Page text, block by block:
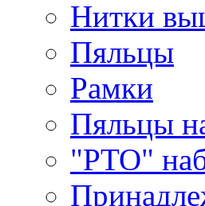
Нитки
Пяльцы
Рамки
Пяльцы
"РТО"